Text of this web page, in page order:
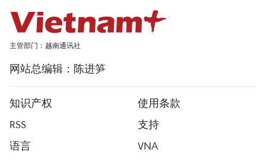
主管部门：越南通讯社
网站总编辑：陈进笋
知识产权
使用条款
RSS
支持
语言
VNA